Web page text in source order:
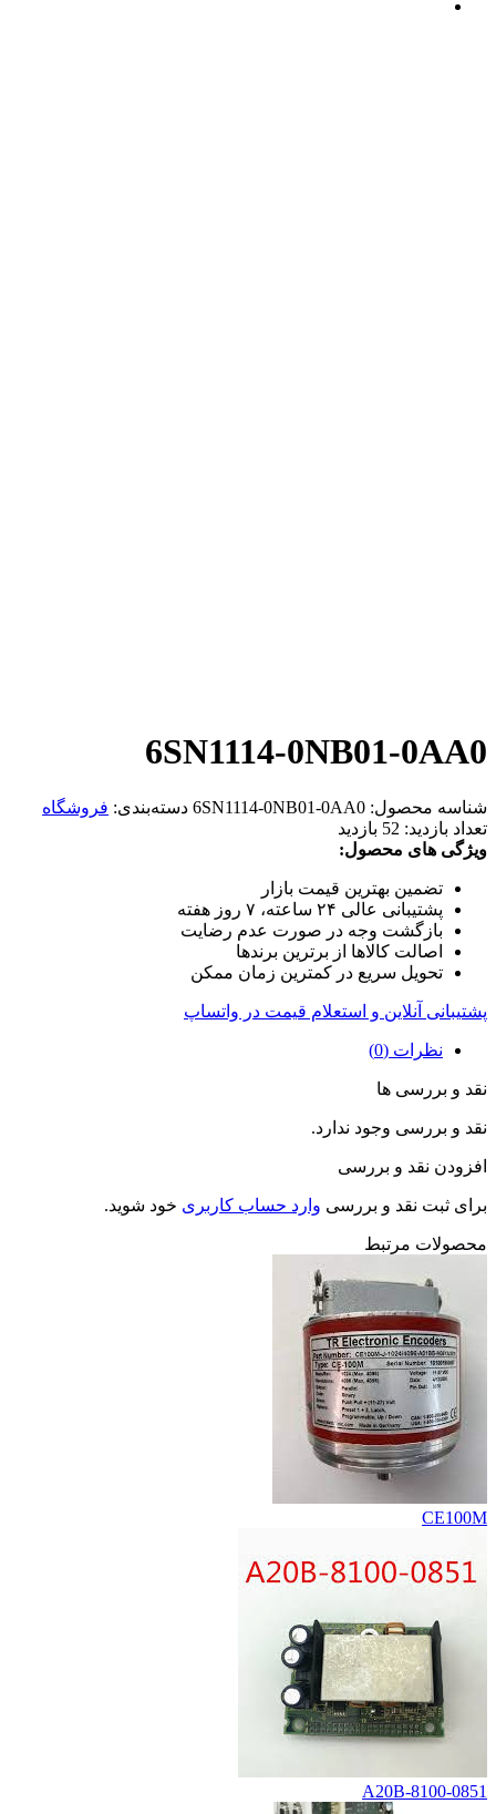
6SN1114-0NB01-0AA0
شناسه محصول: 6SN1114-0NB01-0AA0 دسته‌بندی: فروشگاه
تعداد بازدید: 52 بازدید
ویژگی های محصول:
تضمین بهترین قیمت بازار
پشتیبانی عالی ۲۴ ساعته، ۷ روز هفته
بازگشت وجه در صورت عدم رضایت
اصالت کالاها از برترین برندها
تحویل سریع در کمترین زمان ممکن
پشتیبانی آنلاین و استعلام قیمت در واتساپ
نظرات (0)
نقد و بررسی ها
نقد و بررسی وجود ندارد.
افزودن نقد و بررسی
برای ثبت نقد و بررسی وارد حساب کاربری خود شوید.
محصولات مرتبط
CE100M
A20B-8100-0851